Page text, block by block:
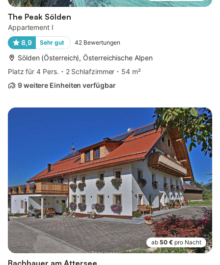
The Peak Sölden
Appartement I
8,9
Sehr gut 42 Bewertungen
Sölden (Österreich), Österreichische Alpen
Platz für 4 Pers.
2 Schlafzimmer
54 m²
9 weitere Einheiten verfügbar
ab 50 € pro Nacht